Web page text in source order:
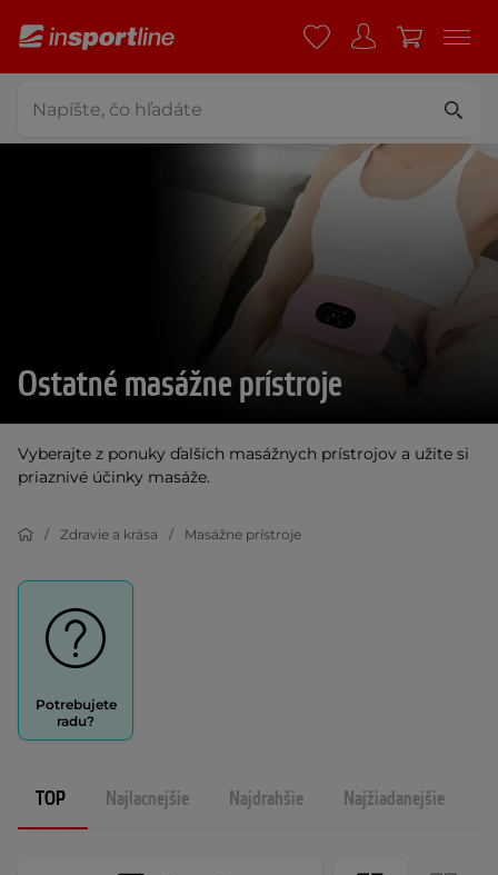
Ostatné masážne prístroje
Vyberajte z ponuky ďalších masážnych prístrojov a užite si
priaznivé účinky masáže.
Zdravie a krása Masážne prístroje
Potrebujete
radu?
TOP Najlacnejšie Najdrahšie Najžiadanejšie